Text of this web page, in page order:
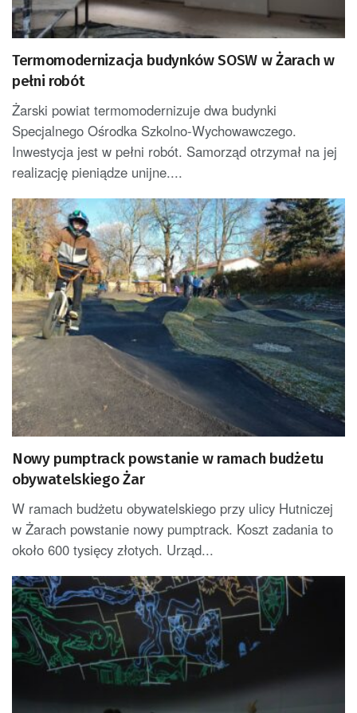
Termomodernizacja budynków SOSW w Żarach w
pełni robót
Żarski powiat termomodernizuje dwa budynki
Specjalnego Ośrodka Szkolno-Wychowawczego.
Inwestycja jest w pełni robót. Samorząd otrzymał na jej
realizację pieniądze unijne....
Nowy pumptrack powstanie w ramach budżetu
obywatelskiego Żar
W ramach budżetu obywatelskiego przy ulicy Hutniczej
w Żarach powstanie nowy pumptrack. Koszt zadania to
około 600 tysięcy złotych. Urząd...